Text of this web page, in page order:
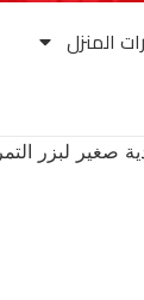
المنزل
صغير لبزر